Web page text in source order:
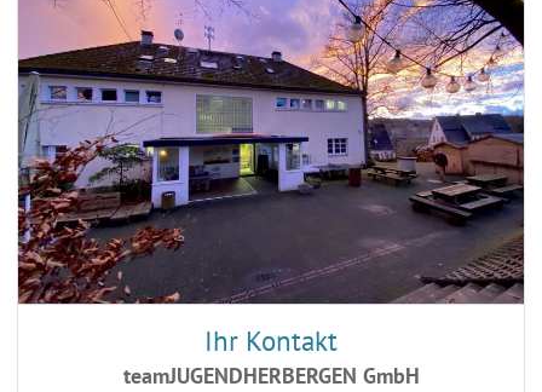
Ihr Kontakt
teamJUGENDHERBERGEN GmbH